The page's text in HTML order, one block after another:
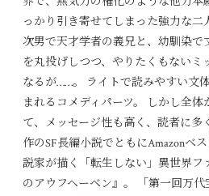
っかり引き寄せてしまった強力な二
次男で天才学者の義兄と、幼馴染で
を丸投げしつつ、やりたくもないミ
なるが……。 ライトで読みやすい文
まれるコメディパーツ。 しかし全
て、メッセージ性も高く、読者に多
作のSF長編小説でともにAmazonベ
説家が描く「転生しない」異世界フ
のアウフヘーベン』。 「第一回万